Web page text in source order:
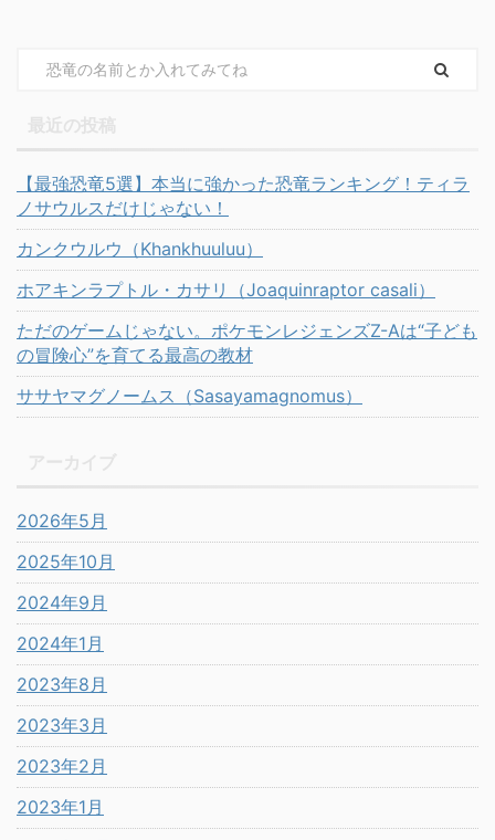
【最強恐竜5選】本当に強かった恐竜ランキング！ティラ
ノサウルスだけじゃない！
カンクウルウ（Khankhuuluu）
ホアキンラプトル・カサリ（Joaquinraptor casali）
ただのゲームじゃない。ポケモンレジェンズZ-Aは“子ども
の冒険心”を育てる最高の教材
ササヤマグノームス（Sasayamagnomus）
2026年5月
2025年10月
2024年9月
2024年1月
2023年8月
2023年3月
2023年2月
2023年1月